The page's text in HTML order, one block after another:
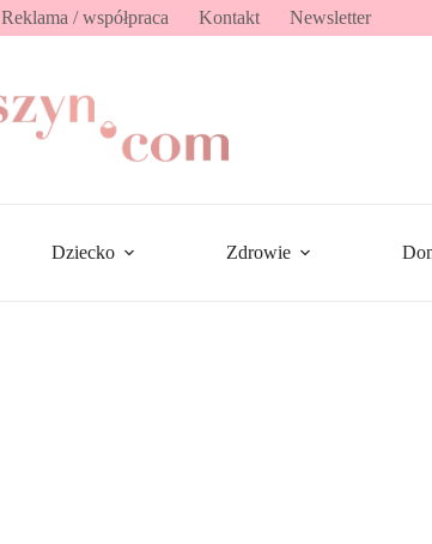
Reklama / współpraca Kontakt Newsletter
Dziecko Zdrowie